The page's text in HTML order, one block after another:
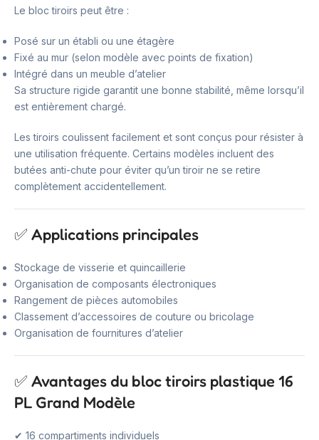
Le bloc tiroirs peut être :
Posé sur un établi ou une étagère
Fixé au mur (selon modèle avec points de fixation)
Intégré dans un meuble d’atelier
Sa structure rigide garantit une bonne stabilité, même lorsqu’il
est entièrement chargé.
Les tiroirs coulissent facilement et sont conçus pour résister à
une utilisation fréquente. Certains modèles incluent des
butées anti-chute pour éviter qu’un tiroir ne se retire
complètement accidentellement.
✅ Applications principales
Stockage de visserie et quincaillerie
Organisation de composants électroniques
Rangement de pièces automobiles
Classement d’accessoires de couture ou bricolage
Organisation de fournitures d’atelier
✅ Avantages du bloc tiroirs plastique 16
PL Grand Modèle
✔ 16 compartiments individuels